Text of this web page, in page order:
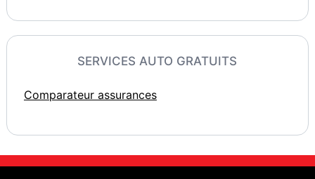
SERVICES AUTO GRATUITS
Comparateur assurances